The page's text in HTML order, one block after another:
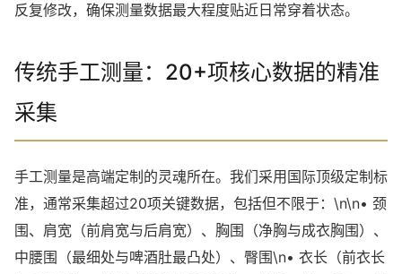
反复修改，确保测量数据最大程度贴近日常穿着状态。
传统手工测量：20+项核心数据的精准
采集
手工测量是高端定制的灵魂所在。我们采用国际顶级定制标
准，通常采集超过20项关键数据，包括但不限于：\n\n• 颈
围、肩宽（前肩宽与后肩宽）、胸围（净胸与成衣胸围）、
中腰围（最细处与啤酒肚最凸处）、臀围\n• 衣长（前衣长